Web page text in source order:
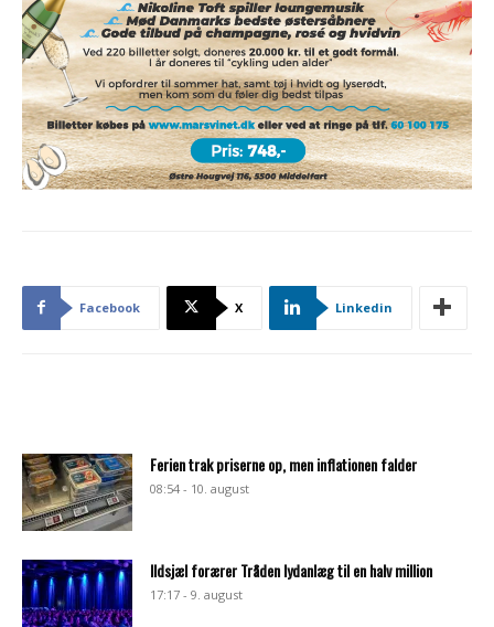
Facebook X Linkedin
Ferien trak priserne op, men inflationen falder
08:54 - 10. august
Ildsjæl forærer Tråden lydanlæg til en halv million
17:17 - 9. august